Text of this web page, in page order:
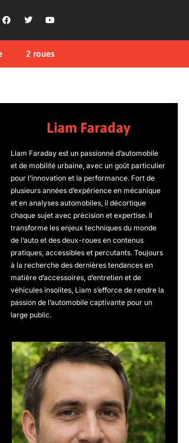
2 roues
Liam Faraday
Liam Faraday est un passionné d’automobile
et de mobilité urbaine, avec un goût particulier
pour l’innovation et la performance. Fort de
plusieurs années d’expérience en mécanique
et en analyses automobiles, il décortique
chaque sujet avec précision et expertise. Il
transforme les enjeux techniques du monde
de l’auto et des deux-roues en contenus
pratiques, accessibles et percutants. Toujours
à la recherche des dernières tendances en
matière d’accessoires, d’entretien et de
véhicules insolites, Liam s’efforce de rendre la
passion de l’automobile captivante pour un
large public.